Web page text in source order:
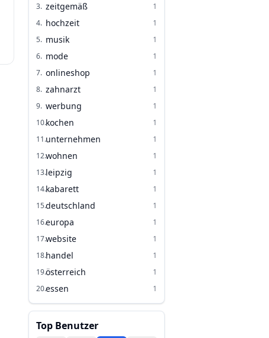
3. zeitgemäß
1
4. hochzeit
1
5. musik
1
6. mode
1
7. onlineshop
1
8. zahnarzt
1
9. werbung
1
10.kochen
1
11.unternehmen
1
12.wohnen
1
13.leipzig
1
14.kabarett
1
15.deutschland
1
16.europa
1
17.website
1
18.handel
1
19.österreich
1
20.essen 1
Top Benutzer